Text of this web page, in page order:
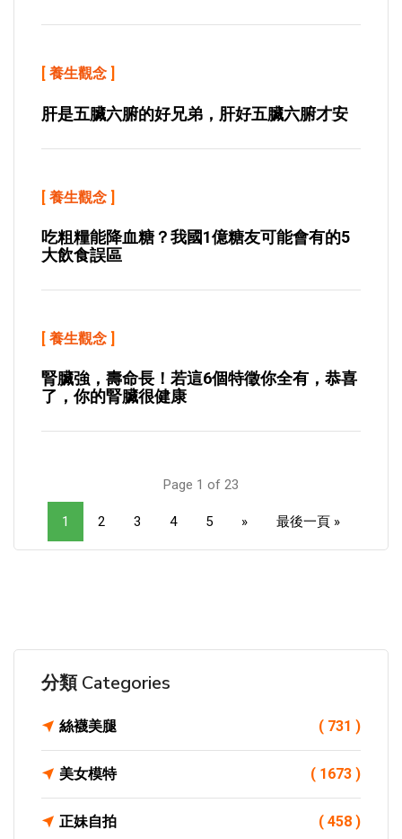
[ 養生觀念 ]
肝是五臟六腑的好兄弟，肝好五臟六腑才安
[ 養生觀念 ]
吃粗糧能降血糖？我國1億糖友可能會有的5
大飲食誤區
[ 養生觀念 ]
腎臟強，壽命長！若這6個特徵你全有，恭喜
了，你的腎臟很健康
Page 1 of 23
1 2 3 4 5 » 最後一頁 »
分類 Categories
絲襪美腿 ( 731 )
美女模特 ( 1673 )
正妹自拍 ( 458 )